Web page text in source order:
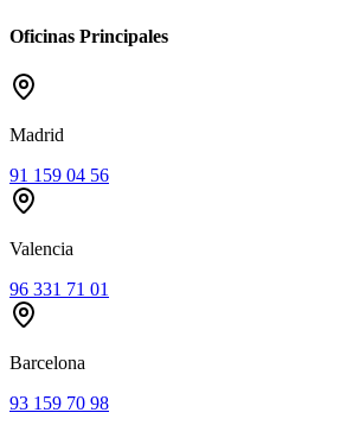
Oficinas Principales
Madrid
91 159 04 56
Valencia
96 331 71 01
Barcelona
93 159 70 98